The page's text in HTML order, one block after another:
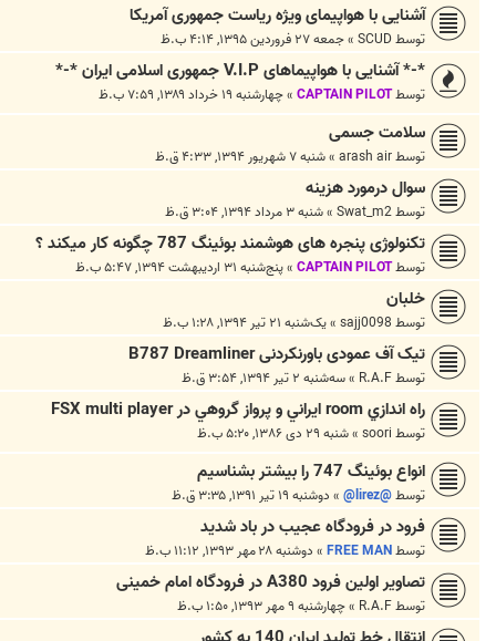
آشنایی با هواپیمای ویژه ریاست جمهوری آمریکا
توسطSCUD
»جمعه ۲۷ فروردین ۱۳۹۵, ۴:۱۴ ب.ظ
*-* آشنایی با هواپیماهای V.I.P جمهوری اسلامی ایران *-*
توسطCAPTAIN PILOT
»چهارشنبه ۱۹ خرداد ۱۳۸۹, ۷:۵۹ ب.ظ
سلامت جسمی
توسطarash air
»شنبه ۷ شهریور ۱۳۹۴, ۴:۳۳ ق.ظ
سوال درمورد هزینه
توسطSwat_m2
»شنبه ۳ مرداد ۱۳۹۴, ۳:۰۴ ق.ظ
تکنولوژی پنجره های هوشمند بوئینگ 787 چگونه کار میکند ؟
توسطCAPTAIN PILOT
»پنج‌شنبه ۳۱ اردیبهشت ۱۳۹۴, ۵:۴۷ ب.ظ
خلبان
توسط sajj0098
»یک‌شنبه ۲۱ تیر ۱۳۹۴, ۱:۲۸ ب.ظ
تیک آف عمودی باورنکردنی B787 Dreamliner
توسطR.A.F
»سه‌شنبه ۲ تیر ۱۳۹۴, ۳:۵۴ ق.ظ
راه اندازي room ايراني و پرواز گروهي در FSX multi player
توسط soori
»شنبه ۲۹ دی ۱۳۸۶, ۵:۲۰ ب.ظ
انواع بوئینگ 747 را بیشتر بشناسیم
توسط@lirez@
» دوشنبه ۱۹ تیر ۱۳۹۱, ۳:۳۵ ق.ظ
فرود در فرودگاه عجیب در باد شدید
توسطFREE MAN
» دوشنبه ۲۸ مهر ۱۳۹۳, ۱۱:۱۲ ب.ظ
تصاویر اولین فرود A380 در فرودگاه امام خمینی
توسطR.A.F
»چهارشنبه ۹ مهر ۱۳۹۳, ۱:۵۰ ب.ظ